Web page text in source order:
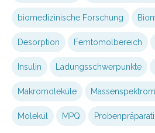
biomedizinische Forschung
Desorption Femtomolbereich
Insulin Ladungsschwerpunkte
Makromoleküle
Molekül MPQ